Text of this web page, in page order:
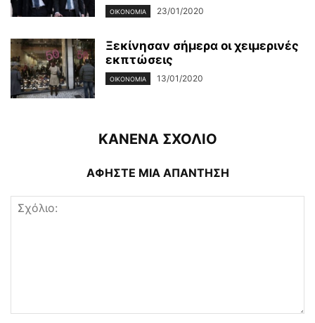
ΟΙΚΟΝΟΜΊΑ 23/01/2020
Ξεκίνησαν σήμερα οι χειμερινές
εκπτώσεις
ΟΙΚΟΝΟΜΊΑ 13/01/2020
ΚΑΝΕΝΑ ΣΧΟΛΙΟ
ΑΦΗΣΤΕ ΜΙΑ ΑΠΑΝΤΗΣΗ